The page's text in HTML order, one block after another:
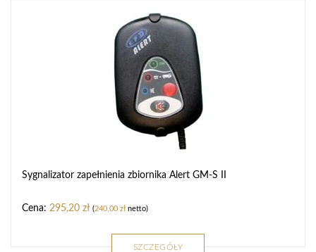
Sygnalizator zapełnienia zbiornika Alert GM-S II
295,20 zł (240,00 złnetto)
SZCZEGÓŁY